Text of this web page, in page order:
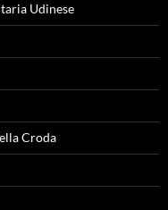
Udinese
Croda